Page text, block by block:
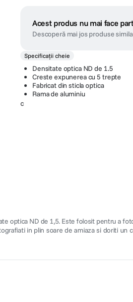
Acest produs nu mai face
Descoperă mai jos produse
Specificații cheie
Densitate optica ND de 1.5
Creste expunerea cu 5 trepte
Fabricat din sticla optica
Rama de aluminiu
c
optica ND de 1,5. Este folosit pentru a
in plin soare de amiaza si doriti